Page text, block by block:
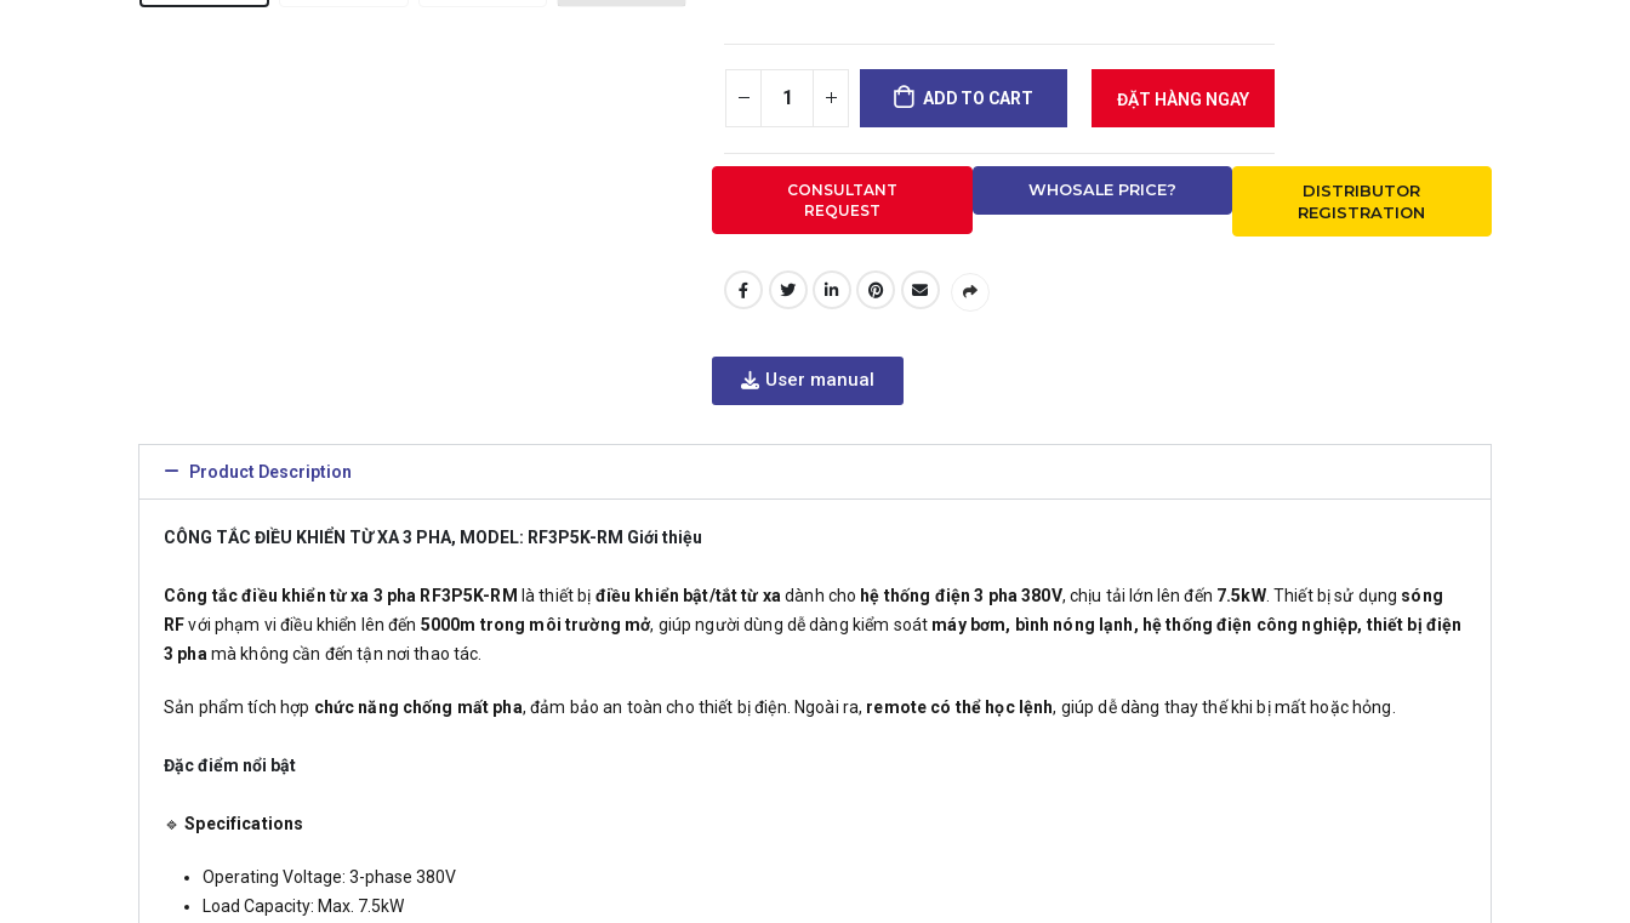
ADD TO CART ĐẶT HÀNG NGAY
CONSULTANT
REQUEST
WHOSALE PRICE?
DISTRIBUTOR
REGISTRATION
User manual
Product Description
CÔNG TẮC ĐIỀU KHIỂN TỪ XA 3 PHA, MODEL: RF3P5K-RM Giới thiệu
Công tắc điều khiển từ xa 3 pha RF3P5K-RM là thiết bị điều khiển bật/tắt từ xa dành cho hệ thống điện 3 pha 380V, chịu tải lớn lên đến 7.5kW. Thiết bị sử dụng sóng
RFvới phạm vi điều khiển lên đến 5000m trong môi trường mở, giúp người dùng dễ dàng kiểm soát máy bơm, bình nóng lạnh, hệ thống điện công nghiệp, thiết bị điện
3 pha mà không cần đến tận nơi thao tác.
Sản phẩm tích hợp chức năng chống mất pha, đảm bảo an toàn cho thiết bị điện. Ngoài ra, remote có thể học lệnh, giúp dễ dàng thay thế khi bị mất hoặc hỏng.
Đặc điểm nổi bật
🔹Specifications
Operating Voltage: 3-phase 380V
Load Capacity: Max. 7.5kW